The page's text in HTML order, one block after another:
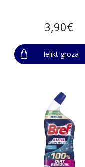
3,90€
Ielikt grozā